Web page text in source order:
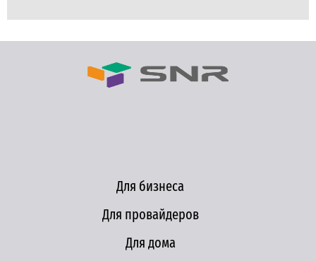
Для бизнеса
Для провайдеров
Для дома